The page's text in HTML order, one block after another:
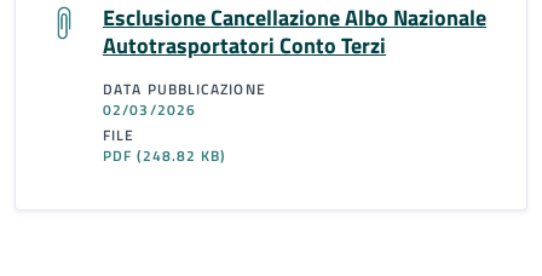
Esclusione Cancellazione Albo Nazionale
Autotrasportatori Conto Terzi
DATA PUBBLICAZIONE
02/03/2026
FILE
PDF(248.82 KB)